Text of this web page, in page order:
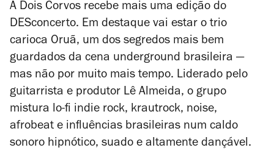
A Dois Corvos recebe mais uma edição do
DESconcerto. Em destaque vai estar o trio
carioca Oruã, um dos segredos mais bem
guardados da cena underground brasileira —
mas não por muito mais tempo. Liderado pelo
guitarrista e produtor Lê Almeida, o grupo
mistura lo-fi indie rock, krautrock, noise,
afrobeat e influências brasileiras num caldo
sonoro hipnótico, suado e altamente dançável.